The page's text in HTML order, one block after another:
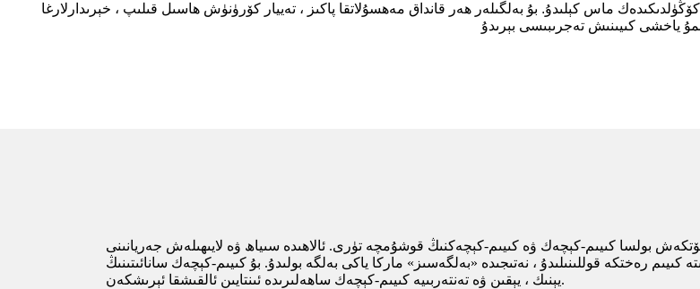
ماس كېلىدۇ. بۇ بەلگىلەر ھەر قانداق مەھسۇلاتقا پاكىز ، تەييار كۆرۈنۈش ھاسىل قىلىپ ، خېرىدارلارغا
بولسا كىيىم-كېچەك ۋە كىيىم-كېچەكنىڭ قوشۇمچە تۈرى. ئالاھىدە سىياھ ۋە لايىھىلەش جەريانىنى
كىيىم رەختكە قوللىنىلىدۇ ، نەتىجىدە «بەلگەسىز» ماركا ياكى بەلگە بولىدۇ. بۇ كىيىم-كېچەك سانائىتىنىڭ
يېنىك ، يېقىن ۋە تەنتەربىيە كىيىم-كېچەك ساھەلىرىدە ئىنتايىن ئالقىشقا ئېرىشكەن.